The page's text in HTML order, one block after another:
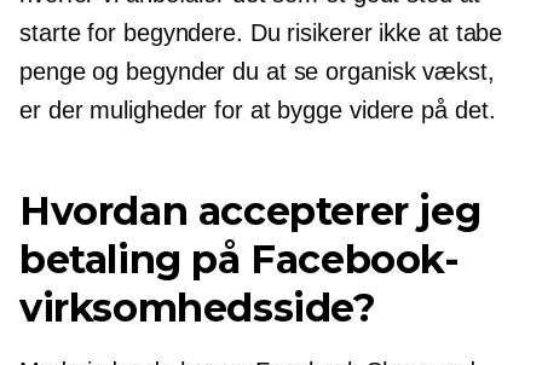
starte for begyndere. Du risikerer ikke at tabe
penge og begynder du at se organisk vækst,
er der muligheder for at bygge videre på det.
Hvordan accepterer jeg
betaling på Facebook-
virksomhedsside?